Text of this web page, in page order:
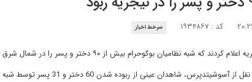
کد : ۱۹۳۴۸۶۷ سرخط اخبار
که شبه نظامیان بوکوحرام بیش از ۹۰ دختر و پسر را در شمال شرق نیجریه ربوده اند.
به گزارش تسنیم به نقل از